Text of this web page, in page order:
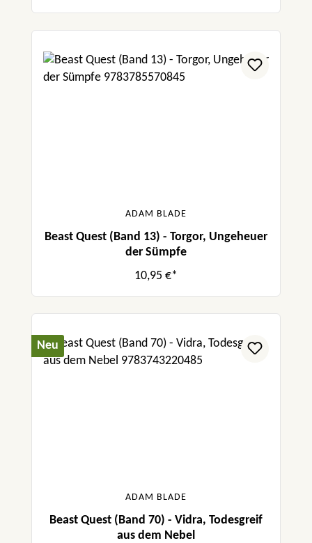
ADAM BLADE
Beast Quest (Band 13) - Torgor, Ungeheuer
der Sümpfe
10,95 €*
Neu
ADAM BLADE
Beast Quest (Band 70) - Vidra, Todesgreif
aus dem Nebel